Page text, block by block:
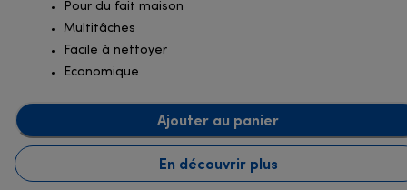
Pour du fait maison
Multitâches
Facile à nettoyer
Economique
Ajouter au panier
En découvrir plus